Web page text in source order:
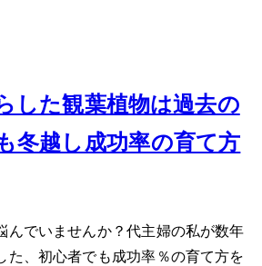
した観葉植物は過去の
越し成功率90%の育て方5
でいませんか？40代主婦の私が数年
、初心者でも成功率90％の育て方を5